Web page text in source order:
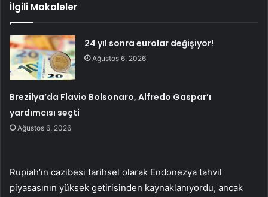
İlgili Makaleler
24 yıl sonra eurolar değişiyor!
Ağustos 6, 2026
Brezilya’da Flavio Bolsonaro, Alfredo Gaspar’ı
yardımcısı seçti
Ağustos 6, 2026
Rupiah’ın cazibesi tarihsel olarak Endonezya tahvil
piyasasının yüksek getirisinden kaynaklanıyordu, ancak